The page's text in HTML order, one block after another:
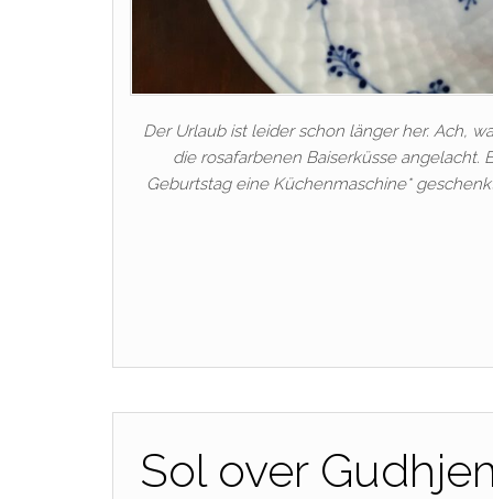
Der Urlaub ist leider schon länger her. Ach,
die rosafarbenen Baiserküsse angelacht.
Geburtstag eine Küchenmaschine*
Sol over